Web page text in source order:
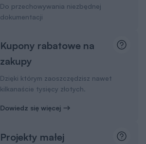
Do przechowywania niezbędnej
dokumentacji
Kupony rabatowe na
zakupy
Dzięki którym zaoszczędzisz nawet
kilkanaście tysięcy złotych.
Dowiedz się więcej
Projekty małej